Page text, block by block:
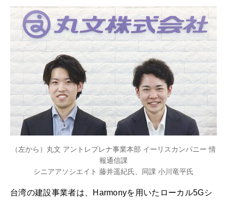
（左から）丸文 アントレプレナ事業本部 イーリスカンパニー 情
報通信課
シニアアソシエイト 藤井遥紀氏、同課 小川竜平氏
台湾の建設事業者は、Harmonyを用いたローカル5Gシ